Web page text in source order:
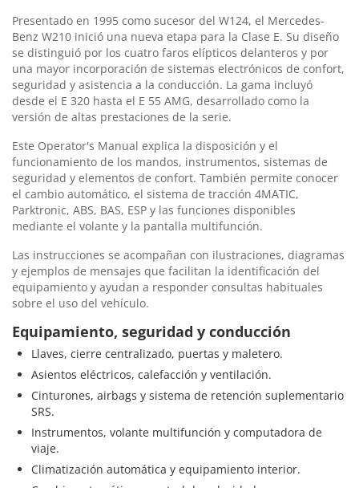
Presentado en 1995 como sucesor del W124, el Mercedes-
Benz W210 inició una nueva etapa para la Clase E. Su diseño
se distinguió por los cuatro faros elípticos delanteros y por
una mayor incorporación de sistemas electrónicos de confort,
seguridad y asistencia a la conducción. La gama incluyó
desde el E 320 hasta el E 55 AMG, desarrollado como la
versión de altas prestaciones de la serie.
Este Operator's Manual explica la disposición y el
funcionamiento de los mandos, instrumentos, sistemas de
seguridad y elementos de confort. También permite conocer
el cambio automático, el sistema de tracción 4MATIC,
Parktronic, ABS, BAS, ESP y las funciones disponibles
mediante el volante y la pantalla multifunción.
Las instrucciones se acompañan con ilustraciones, diagramas
y ejemplos de mensajes que facilitan la identificación del
equipamiento y ayudan a responder consultas habituales
sobre el uso del vehículo.
Equipamiento, seguridad y conducción
Llaves, cierre centralizado, puertas y maletero.
Asientos eléctricos, calefacción y ventilación.
Cinturones, airbags y sistema de retención suplementario
SRS.
Instrumentos, volante multifunción y computadora de
viaje.
Climatización automática y equipamiento interior.